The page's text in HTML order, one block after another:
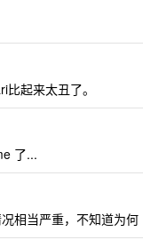
起来太丑了。
了...
相当严重，不知道为何